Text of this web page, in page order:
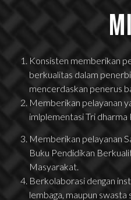
Konsisten memberikan
berkualitas dalam
mencerdaskan penerus
Memberikan pelayanan
imlplementasi Tri dharma
Memberikan pelayanan
Buku Pendidikan
Masyarakat.
Berkolaborasi dengan
lembaga, maupun swasta